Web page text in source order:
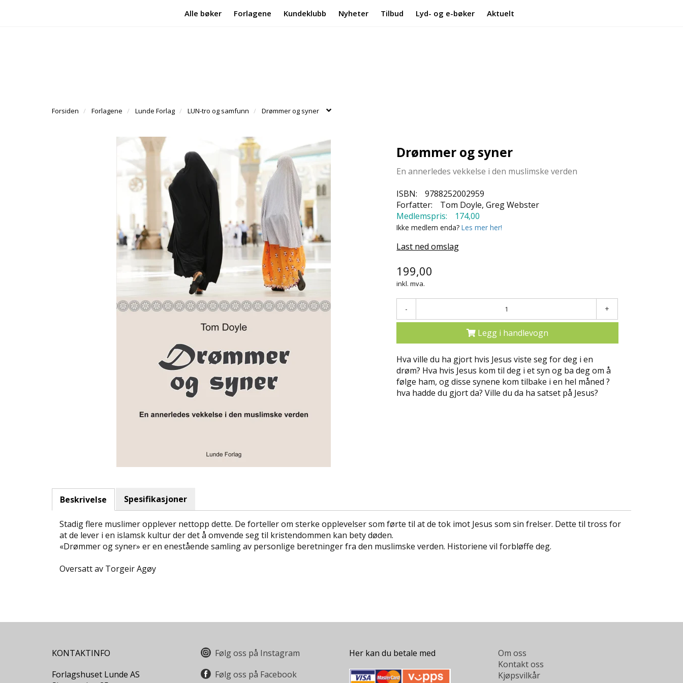
Alle bøker Forlagene Kundeklubb Nyheter Tilbud Lyd- og e-bøker Aktuelt
Forsiden Forlagene Lunde Forlag LUN-tro og samfunn Drømmer og syner
Drømmer og syner
En annerledes vekkelse i den muslimske verden
ISBN:
9788252002959
Forfatter:
Tom Doyle, Greg Webster
Medlemspris:
174,00
Ikke medlem enda?Les mer her!
Last ned omslag
199,00
inkl. mva.
- +
Legg i handlevogn
Hva ville du ha gjort hvis Jesus viste seg for deg i en
drøm? Hva hvis Jesus kom til deg i et syn og ba deg om å
følge ham, og disse synene kom tilbake i en hel måned ?
hva hadde du gjort da? Ville du da ha satset på Jesus?
Beskrivelse Spesifikasjoner
Stadig flere muslimer opplever nettopp dette. De forteller om sterke opplevelser som førte til at de tok imot Jesus som sin frelser. Dette til tross for
at de lever i en islamsk kultur der det å omvende seg til kristendommen kan bety døden.
«Drømmer og syner» er en enestående samling av personlige beretninger fra den muslimske verden. Historiene vil forbløffe deg.
Oversatt av Torgeir Agøy
KONTAKTINFO
Forlagshuset Lunde AS
Følg oss på Instagram
Følg oss på Facebook
Her kan du betale med
Om oss
Kontakt oss
Kjøpsvilkår